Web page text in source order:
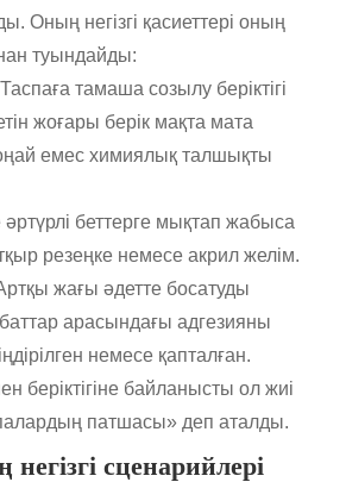
Оның негізгі қасиеттері оның
туындайды:
Таспаға тамаша созылу беріктігі
жоғары берік мақта мата
емес химиялық талшықты
әртүрлі беттерге мықтап жабыса
резеңке немесе акрил желім.
жағы әдетте босатуды
арасындағы адгезияны
немесе қапталған.
беріктігіне байланысты ол жиі
патшасы» деп аталды.
сценарийлері